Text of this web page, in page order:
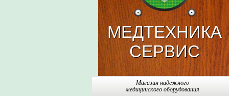
МЕДТЕХНИКА
СЕРВИС
Магазин надежного
медицинского оборудования